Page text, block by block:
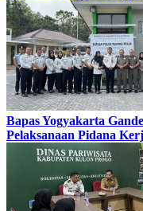
Bapas Yogyakarta
Pelaksanaan Pidana